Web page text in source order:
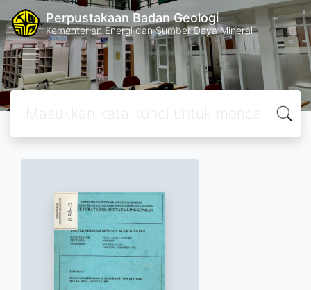
Perpustakaan Badan Geologi
Kementerian Energi dan Sumber Daya Mineral